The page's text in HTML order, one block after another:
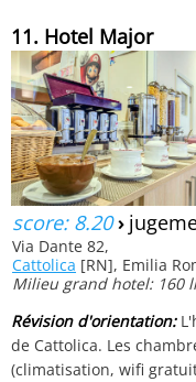
11. Hotel Major
score: 8.20›
Via Dante 82,
Cattolica [RN], Emilia
Milieu grand hotel: 160
Révision d'orientation:
de Cattolica. Les
(climatisation, wifi